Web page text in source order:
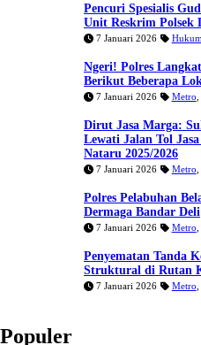
Pencuri Spesialis
Unit Reskrim Polsek
7 Januari 2026 Hukum
Ngeri! Polres
Berikut Beberapa
7 Januari 2026 Metro
Dirut Jasa Marga:
Lewati Jalan Tol
Nataru 2025/2026
7 Januari 2026 Metro
Polres Pelabuhan
Dermaga Bandar Deli
7 Januari 2026 Metro
Penyematan Tanda
Struktural di Rutan
7 Januari 2026 Metro
Populer